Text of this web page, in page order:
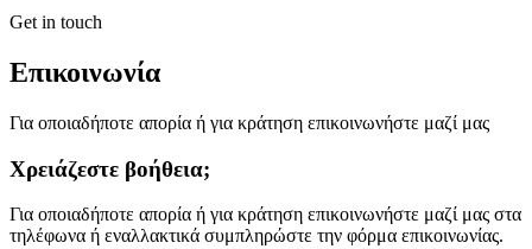
Get in touch
Επικοινωνία
Για οποιαδήποτε απορία ή για κράτηση επικοινωνήστε μαζί μας
Χρειάζεστε βοήθεια;
Για οποιαδήποτε απορία ή για κράτηση επικοινωνήστε μαζί μας στα
τηλέφωνα ή εναλλακτικά συμπληρώστε την φόρμα επικοινωνίας.